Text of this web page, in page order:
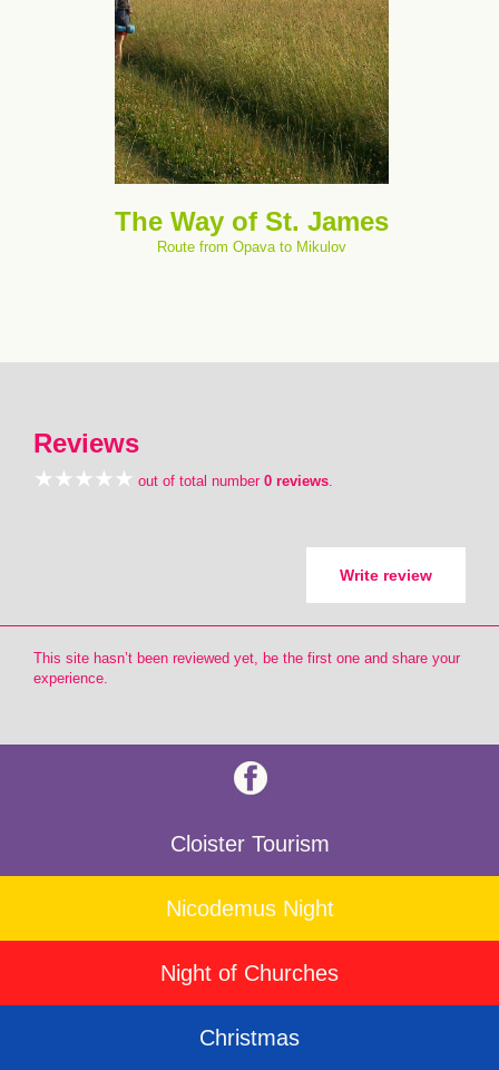
The Way of St. James
Route from Opava to Mikulov
Reviews
out of total number 0 reviews.
Write review
This site hasn’t been reviewed yet, be the first one and share your
experience.
Cloister Tourism
Nicodemus Night
Night of Churches
Christmas